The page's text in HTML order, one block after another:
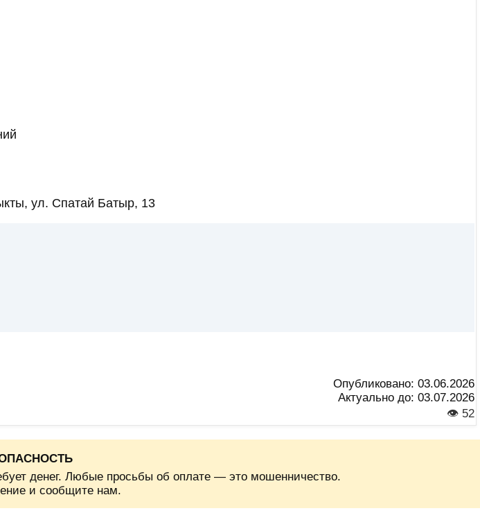
ул. Спатай Батыр, 13
Опубликовано: 03.06.2026
Актуально до: 03.07.2026
👁 52
денег. Любые просьбы об оплате — это мошенничество.
и сообщите нам.